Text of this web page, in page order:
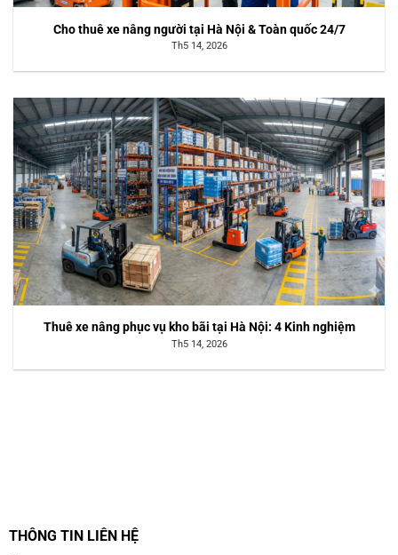
Cho thuê xe nâng người tại Hà Nội & Toàn quốc 24/7
Th5 14, 2026
Thuê xe nâng phục vụ kho bãi tại Hà Nội: 4 Kinh nghiệm
Th5 14, 2026
THÔNG TIN LIÊN HỆ